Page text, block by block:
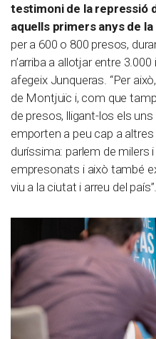
testimoni de la repressió
aquells primers anys de
per a 600 o 800 presos,
n’arriba a allotjar entre 3.000
afegeix Junqueras. “Per
de Montjuïc i, com que
de presos, lligant-los els uns
emporten a peu cap a
duríssima: parlem de milers
empresonats i això també
viu a la ciutat i arreu del país”.